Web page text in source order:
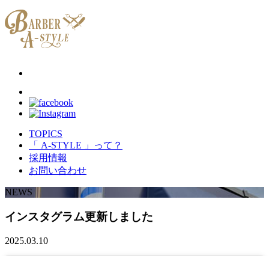
TOPICS
「 A-STYLE 」って？
採用情報
お問い合わせ
NEWS
インスタグラム更新しました
2025.03.10